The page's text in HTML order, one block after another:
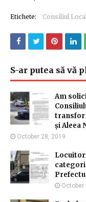
Etichete: Consiliul Local
S-ar putea să vă
Am
și Aleea
October 28, 2019
October